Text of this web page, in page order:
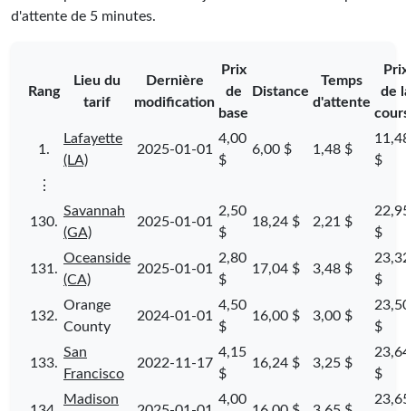
d'attente de 5 minutes.
Rang
Lieu du
tarif
Dernière
modification
Prix
de
base
Distance
Temps
d'attente
de
1.
Lafayette
(LA)
2025-01-01
4,00
$
6,00 $ 1,48 $
$
⋮
130.
Savannah
(GA)
2025-01-01
2,50
$
18,24 $ 2,21 $
$
131.
Oceanside
(CA)
2025-01-01
2,80
$
17,04 $ 3,48 $
$
132.
Orange
County
2024-01-01
4,50
$
16,00 $ 3,00 $
$
133.
San
Francisco
2022-11-17
4,15
$
16,24 $ 3,25 $
$
Madison 4,00